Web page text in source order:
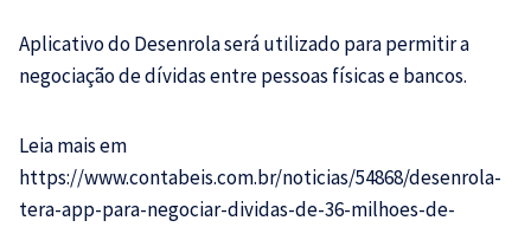
Aplicativo do Desenrola será utilizado para permitir a
negociação de dívidas entre pessoas físicas e bancos.
Leia mais em
https://www.contabeis.com.br/noticias/54868/desenrola-
tera-app-para-negociar-dividas-de-36-milhoes-de-